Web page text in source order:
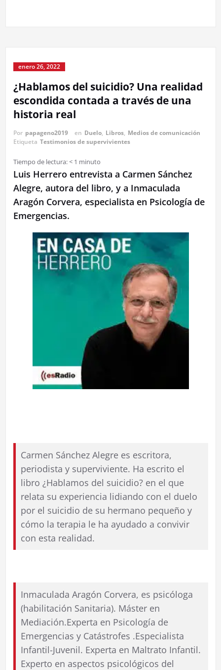
enero 26, 2022
¿Hablamos del suicidio? Una realidad
escondida contada a través de una
historia real
Por papageno2019 en Duelo, Libros, Medios de comunicación
Etiqueta Testimonios de supervivientes
Tiempo de lectura:< 1 minuto
Luis Herrero entrevista a Carmen Sánchez
Alegre, autora del libro, y a Inmaculada
Aragón Corvera, especialista en Psicología de
Emergencias.
Carmen Sánchez Alegre es escritora,
periodista y superviviente. Ha escrito el
libro ¿Hablamos del suicidio? en el que
relata su experiencia lidiando con el duelo
por el suicidio de su hermano pequeño y
cómo la terapia le ha ayudado a convivir
con esta realidad.
Inmaculada Aragón Corvera, es psicóloga
(habilitación Sanitaria). Máster en
Mediación.Experta en Psicología de
Emergencias y Catástrofes .Especialista
Infantil-Juvenil. Experta en Maltrato Infantil.
Experto en aspectos psicológicos del